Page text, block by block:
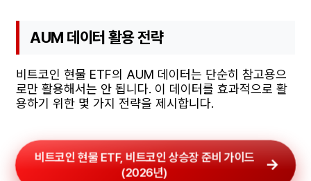
AUM 데이터 활용 전략
비트코인 현물 ETF의 AUM 데이터는 단순히 참고용으
로만 활용해서는 안 됩니다. 이 데이터를 효과적으로 활
용하기 위한 몇 가지 전략을 제시합니다.
비트코인 현물 ETF, 비트코인 상승장 준비 가이드
(2026년)